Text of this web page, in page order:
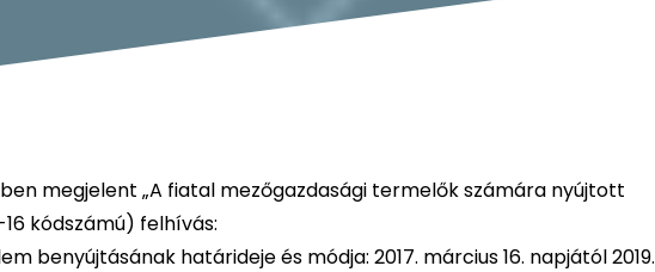
megjelent „A fiatal mezőgazdasági termelők számára nyújtott
kódszámú) felhívás:
benyújtásának határideje és módja: 2017. március 16. napjától 2019.